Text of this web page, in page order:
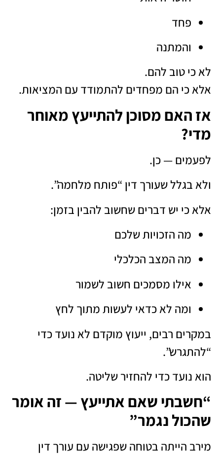
פחד
והמתנה
לא כי טוב להם.
אלא כי הם מפחדים להתמודד עם המציאות.
אז האם מסוכן להתייעץ מאוחר
מדי?
לפעמים — כן.
ולא בגלל שעורך דין “פותח מלחמה”.
אלא כי יש דברים שחשוב להבין בזמן:
מה הזכויות שלכם
מה המצב הכלכלי
אילו מסמכים חשוב לשמור
ומה לא כדאי לעשות מתוך לחץ
במקרים רבים, ייעוץ מוקדם לא נועד כדי
“להתגרש”.
הוא נועד כדי להחזיר שליטה.
“חשבתי שאם אתייעץ — זה אומר
שהכול נגמר”
מירב הייתה בטוחה שפגישה עם עורך דין